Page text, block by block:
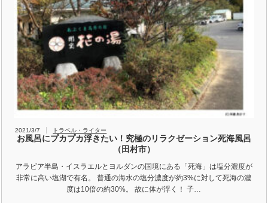
2021/3/7 トラベル・ライター
お風呂にプカプカ浮きたい！究極のリラクゼーション死海風呂
（田村市）
アラビア半島・イスラエルとヨルダンの国境にある「死海」は塩分濃度が
非常に高い塩湖で有名。 普通の海水の塩分濃度が約3%に対して死海の濃
度は10倍の約30%。 故に体が浮く！ 子…